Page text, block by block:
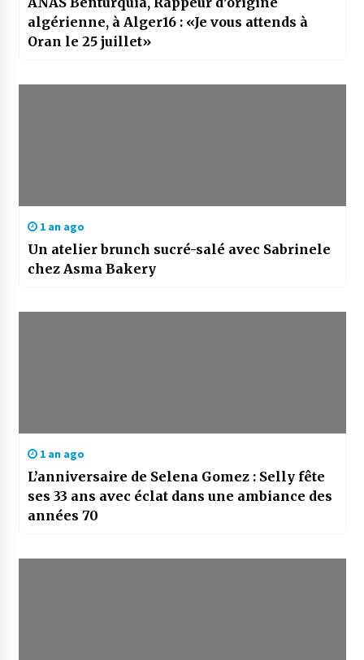
algérienne, à Alger16 : «Je vous attends à
Oran le 25 juillet»
1 an ago
Un atelier brunch sucré-salé avec Sabrinele
chez Asma Bakery
1 an ago
L’anniversaire de Selena Gomez : Selly fête
ses 33 ans avec éclat dans une ambiance des
années 70